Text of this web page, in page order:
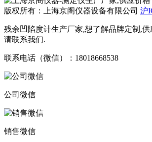
版权所有：上海京阁仪器设备有限公司 沪
残余凹陷度计生产厂家,想了解品牌定制,
请联系我们.
联系电话（微信）：18018668538
公司微信
销售微信